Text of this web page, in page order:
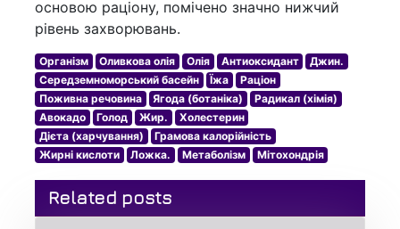
основою раціону, помічено значно нижчий
рівень захворювань.
Організм Оливкова олія Олія Антиоксидант
Джин.
Середземноморський басейн
Їжа
Раціон
Поживна речовина
Ягода (ботаніка)
Радикал (хімія)
Авокадо
Голод Жир.
Холестерин
Дієта (харчування)
Грамова калорійність
Жирні кислоти
Ложка. Метаболізм Мітохондрія
Related posts